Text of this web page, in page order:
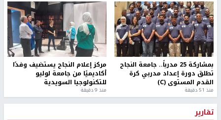
بمشاركة 25 مدرباً.. جامعة النجاح
تطلق دورة إعداد مدربي كرة
القدم المستوى (C)
منذ 51 دقيقة
مركز إعلام النجاح يستضيف وفدًا
أكاديميًا من جامعة لوليو
للتكنولوجيا السويدية
منذ 9 دقيقة
تقارير